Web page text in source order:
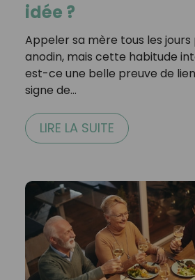
idée ?
Appeler sa mère tous les
anodin, mais cette habitude
est-ce une belle preuve de
signe de…
LIRE LA SUITE